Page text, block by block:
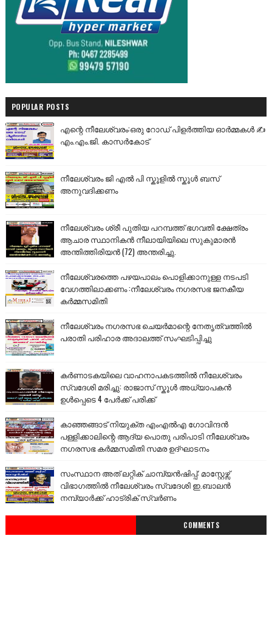
POPULAR POSTS
എന്റെ നീലേശ്വരം:ഒരു റോഡ് പിളർത്തിയ ഓർമ്മകൾ ✍️
എം.എം.ജി. കാസർകോട്
നീലേശ്വരം ജി എൽ പി സ്കൂളിൽ സ്കൂൾ ബസ്
അനുവദിക്കണം
നീലേശ്വരം ശ്രീ പുതിയ പറമ്പത്ത് ഭഗവതി ക്ഷേത്രം
ആചാര സ്ഥാനികൻ നീലായിയിലെ സുകുമാരൻ
അന്തിത്തിരിയൻ (72) അന്തരിച്ചു.
നീലേശ്വരത്തെ പഴയപാലം പൊളിക്കാനുള്ള നടപടി
വേഗത്തിലാക്കണം :നീലേശ്വരം നഗരസഭ ജനകീയ
കർമ്മസമിതി
നീലേശ്വരം നഗരസഭ ചെയർമാന്റെ നേതൃത്വത്തിൽ
പരാതി പരിഹാര അദാലത്ത് സംഘടിപ്പിച്ചു
കർണാടകയിലെ വാഹനാപകടത്തിൽ നീലേശ്വരം
സ്വദേശി മരിച്ചു: രാജാസ് സ്കൂൾ അധ്യാപകൻ
ഉൾപ്പെടെ 4 പേർക്ക് പരിക്ക്
കാഞ്ഞങ്ങാട് നിയുക്ത എംഎൽഎ ഗോവിന്ദൻ
പള്ളിക്കാലിന്റെ ആദ്യ പൊതു പരിപാടി നീലേശ്വരം
നഗരസഭ കർമ്മസമിതി സമര ഉദ്ഘാടനം
സംസ്ഥാന അത് ലറ്റിക് ചാമ്പ്യൻഷിപ്പ്: മാസ്റ്റേഴ്സ്
വിഭാഗത്തിൽ നീലേശ്വരം സ്വദേശി ഇ.ബാലൻ
നമ്പ്യാർക്ക് ഹാട്രിക് സ്വർണം
COMMENTS